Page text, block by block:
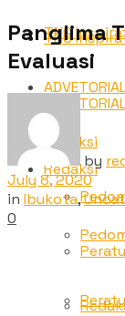
TNC
Redaksi
TNC
Redaksi
Panglima
Evaluasi
by
July 8, 2020
in Ibukota,
0